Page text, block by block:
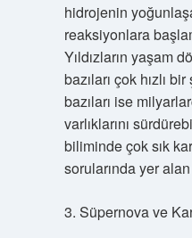
hidrojenin
reaksiyonlara
Yıldızların yaşam
bazıları çok hızlı
bazıları ise
varlıklarını
biliminde çok sık
sorularında yer
3. Süpernova ve